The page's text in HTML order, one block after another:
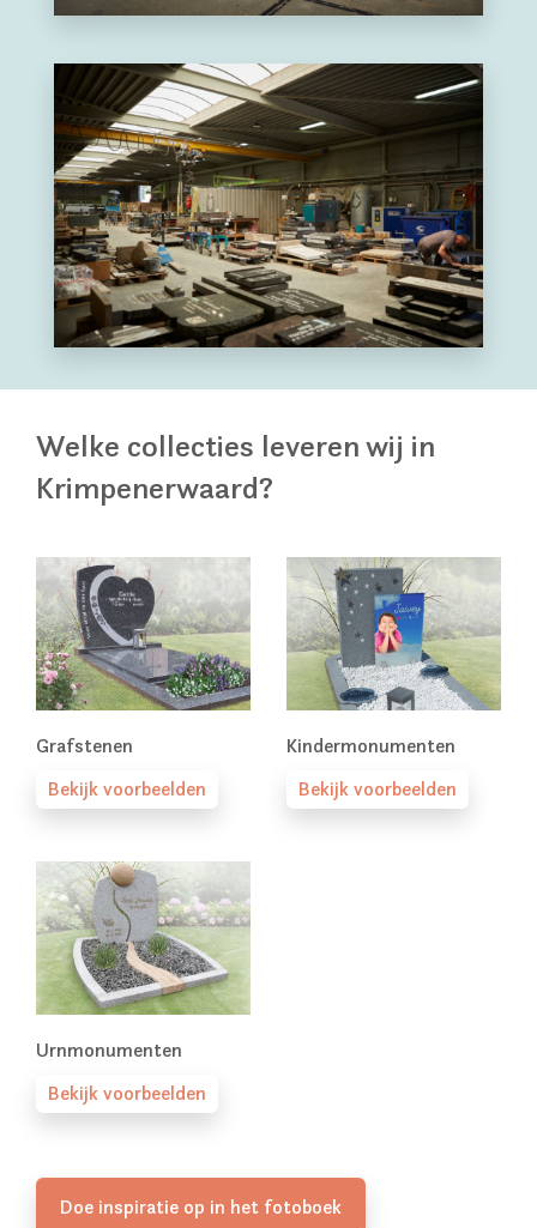
Welke collecties leveren wij in
Krimpenerwaard?
Grafstenen
Bekijk voorbeelden
Kindermonumenten
Bekijk voorbeelden
Urnmonumenten
Bekijk voorbeelden
Doe inspiratie op in het fotoboek